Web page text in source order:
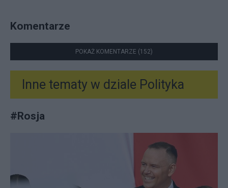
Komentarze
POKAŻ KOMENTARZE (152)
Inne tematy w dziale Polityka
#Rosja